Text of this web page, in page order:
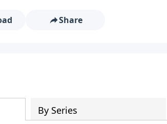
Share
By Series